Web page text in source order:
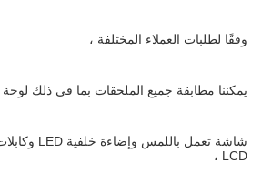
وفقًا لطلبات العملاء المختلفة ،
يمكننا مطابقة جميع الملحقات بما في ذلك لوحة
LCD ،